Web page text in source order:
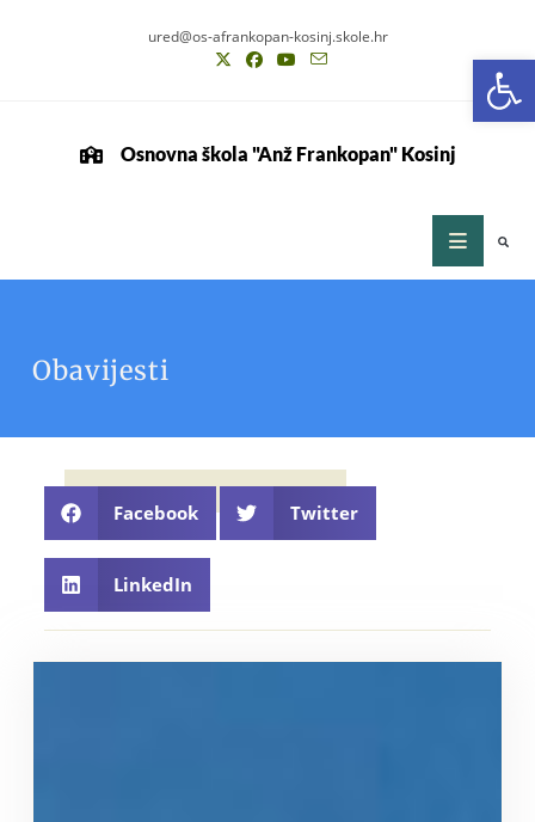
ured@os-afrankopan-kosinj.skole.hr
Osnovna škola "Anž Frankopan" Kosinj
Obavijesti
Facebook Twitter
LinkedIn